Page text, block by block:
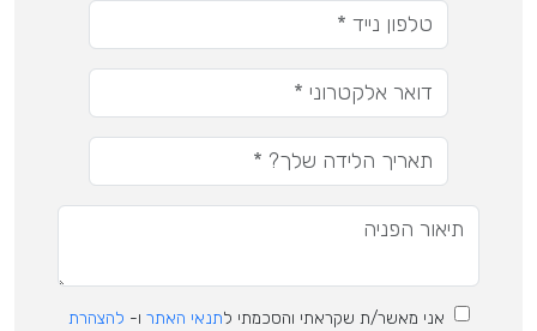
אני מאשר/ת שקראתי והסכמתי לתנאי האתר ו- להצהרת